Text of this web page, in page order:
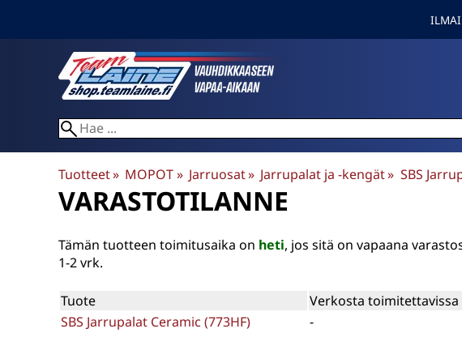
Tuotteet‪» MOPOT‪» Jarruosat‪» Jarrupalat ja -kengät‪» SBS
VARASTOTILANNE
Tämän tuotteen toimitusaika on heti, jos sitä on vapaana
1-2 vrk.
Tuote Verkosta toimitettavissa
SBS Jarrupalat Ceramic (773HF)
-